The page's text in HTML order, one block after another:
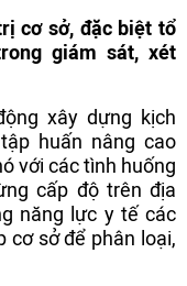
cơ sở, đặc biệt tổ
giám sát, xét
xây dựng kịch
huấn nâng cao
với các tình huống
cấp độ trên địa
năng lực y tế các
cơ sở để phân loại,